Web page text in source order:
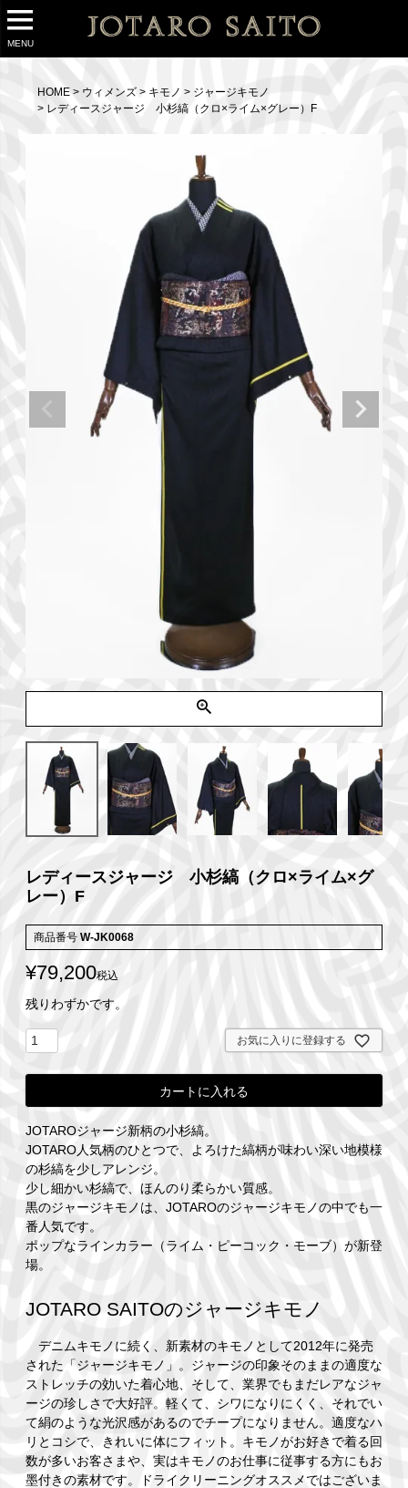
MENU
HOME ウィメンズ キモノ
ジャージキモノ
レディースジャージ 小杉縞（クロ×ライム×グレー）F
レディースジャージ 小杉縞（クロ×ライム×グ
レー）F
商品番号 W-JK0068
¥79,200税込
残りわずかです。
お気に入りに登録する
カートに入れる
JOTAROジャージ新柄の小杉縞。
JOTARO人気柄のひとつで、よろけた縞柄が味わい深い地模様
の杉縞を少しアレンジ。
少し細かい杉縞で、ほんのり柔らかい質感。
黒のジャージキモノは、JOTAROのジャージキモノの中でも一
番人気です。
ポップなラインカラー（ライム・ピーコック・モーブ）が新登
場。
JOTARO SAITOのジャージキモノ
デニムキモノに続く、新素材のキモノとして2012年に発売
された「ジャージキモノ」。ジャージの印象そのままの適度な
ストレッチの効いた着心地、そして、業界でもまだレアなジャ
ージの珍しさで大好評。軽くて、シワになりにくく、それでい
て絹のような光沢感があるのでチープになりません。適度なハ
リとコシで、きれいに体にフィット。キモノがお好きで着る回
数が多いお客さまや、実はキモノのお仕事に従事する方にもお
墨付きの素材です。ドライクリーニングオススメではございま